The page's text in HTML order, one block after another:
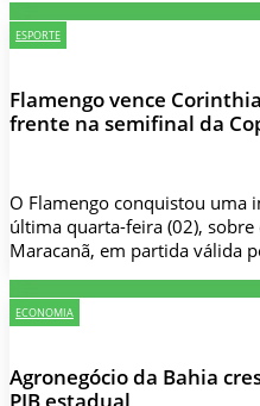
ESPORTE
Flamengo vence
frente na semifinal da
O Flamengo conquistou uma
última quarta-feira (02),
Maracanã, em partida válida
ECONOMIA
Agronegócio da Bahia
PIB estadual